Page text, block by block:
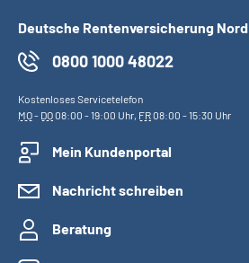
Deutsche Rentenversicherung Nord
0800 1000 48022
Kostenloses Servicetelefon
MO- DO08:00 - 19:00 Uhr, FR08:00 - 15:30 Uhr
Mein Kundenportal
Nachricht schreiben
Beratung